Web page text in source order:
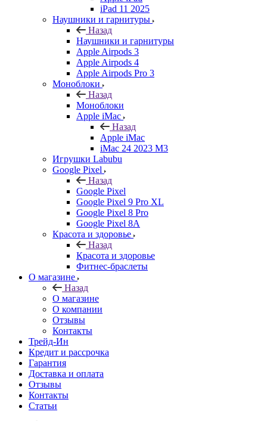
iPad 11 2025
Наушники и гарнитуры
Назад
Наушники и гарнитуры
Apple Airpods 3
Apple Airpods 4
Apple Airpods Pro 3
Моноблоки
Назад
Моноблоки
Apple iMac
Назад
Apple iMac
iMac 24 2023 M3
Игрушки Labubu
Google Pixel
Назад
Google Pixel
Google Pixel 9 Pro XL
Google Pixel 8 Pro
Google Pixel 8A
Красота и здоровье
Назад
Красота и здоровье
Фитнес-браслеты
О магазине
Назад
О магазине
О компании
Отзывы
Контакты
Трейд-Ин
Кредит и рассрочка
Гарантия
Доставка и оплата
Отзывы
Контакты
Статьи